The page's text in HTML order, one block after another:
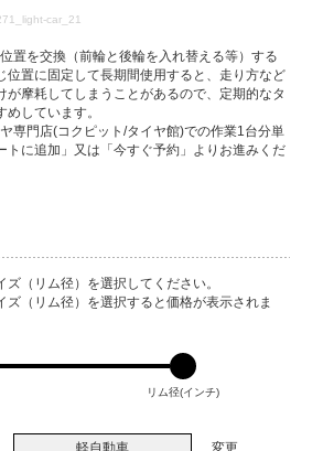
car_21
置を交換（前輪と後輪を入れ替える等）する
位置に固定して長期間使用すると、走り方など
が摩耗してしまうことがあるので、定期的なタ
しています。
専門店(コクピット/タイヤ館)での作業1台分単
トに追加」又は「今すぐ予約」よりお進みくだ
（リム径）を選択してください。
ズ（リム径）を選択すると価格が表示されま
リム径(インチ)
軽自動車 変更